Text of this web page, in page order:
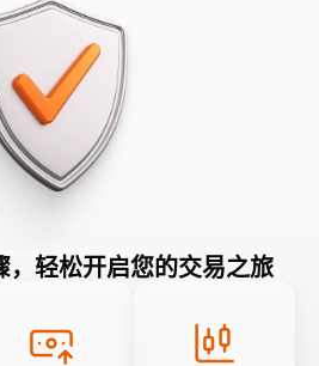
轻松开启您的交易之旅